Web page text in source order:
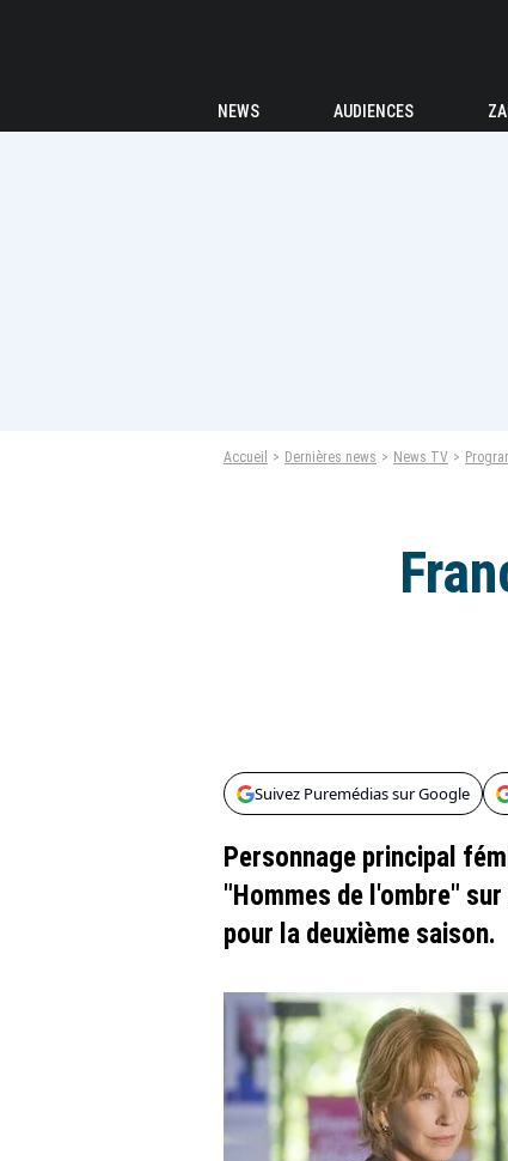
NEWS AUDIENCES
Accueil Dernières news News TV
Suivez Puremédias sur Google
Personnage principal
"Hommes de l'ombre"
pour la deuxième saison.